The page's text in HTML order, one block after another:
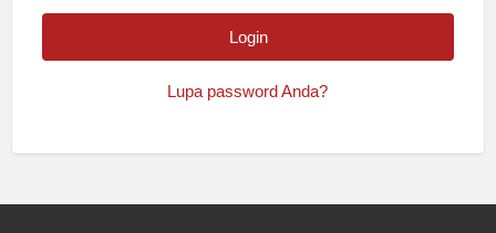
Lupa password Anda?